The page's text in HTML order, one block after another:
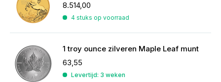
8.514,00
4 stuks op voorraad
1 troy ounce zilveren Maple Leaf munt
63,55
Levertijd: 3 weken